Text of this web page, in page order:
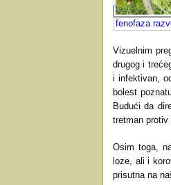
fenofaza
Vizuelnim
drugog i
i infektivan,
bolest
Budući da
tretman protiv
Osim toga,
loze, ali i
prisutna na